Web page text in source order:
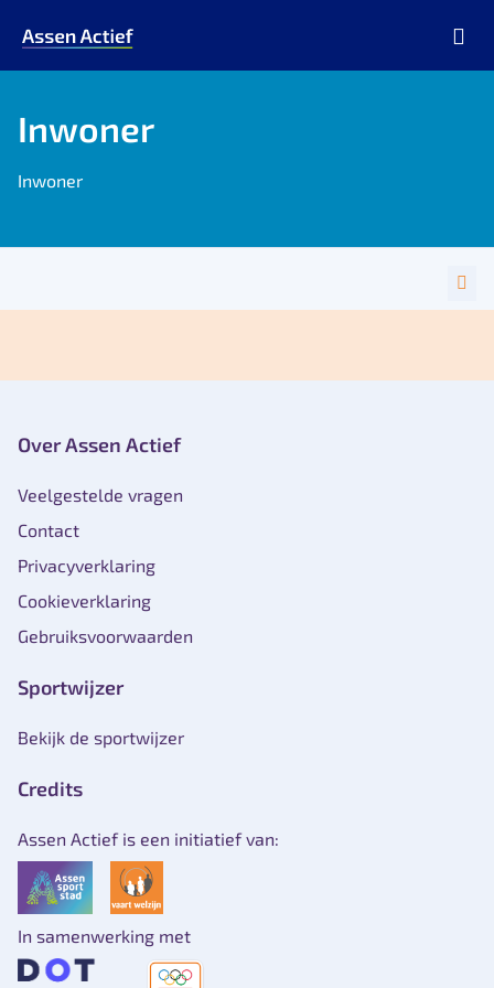
Inwoner
Inwoner
Over Assen Actief
Veelgestelde vragen
Contact
Privacyverklaring
Cookieverklaring
Gebruiksvoorwaarden
Sportwijzer
Bekijk de sportwijzer
Credits
Assen Actief is een initiatief van:
In samenwerking met